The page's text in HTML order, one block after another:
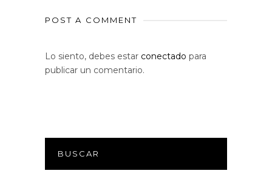
POST A COMMENT
Lo siento, debes estar conectado para
publicar un comentario.
BUSCAR